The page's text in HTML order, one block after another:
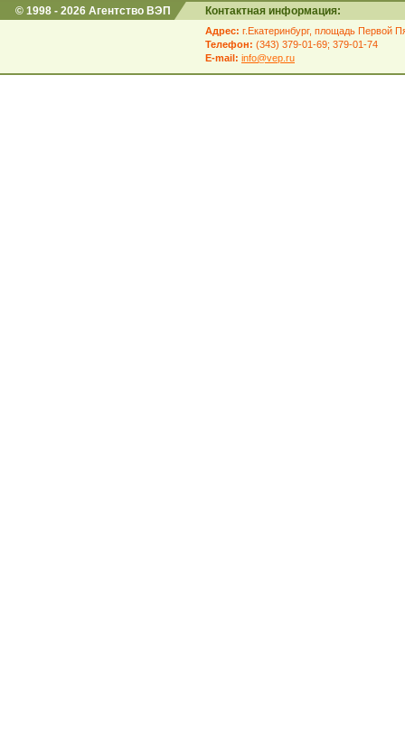
© 1998 - 2026 Агентство ВЭП Контактная информация:
Адрес: г.Екатеринбург, площадь Первой
Телефон: (343) 379-01-69; 379-01-74
E-mail: info@vep.ru